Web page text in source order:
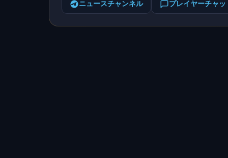
ニュースチャンネル プレイヤーチャッ